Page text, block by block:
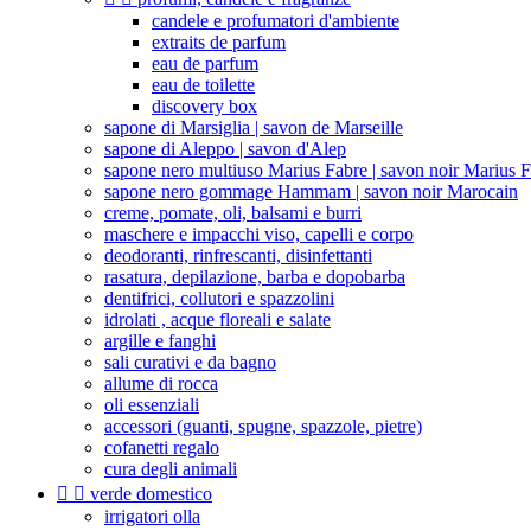
candele e profumatori d'ambiente
extraits de parfum
eau de parfum
eau de toilette
discovery box
sapone di Marsiglia | savon de Marseille
sapone di Aleppo | savon d'Alep
sapone nero multiuso Marius Fabre | savon noir Marius
sapone nero gommage Hammam | savon noir Marocain
creme, pomate, oli, balsami e burri
maschere e impacchi viso, capelli e corpo
deodoranti, rinfrescanti, disinfettanti
rasatura, depilazione, barba e dopobarba
dentifrici, collutori e spazzolini
idrolati , acque floreali e salate
argille e fanghi
sali curativi e da bagno
allume di rocca
oli essenziali
accessori (guanti, spugne, spazzole, pietre)
cofanetti regalo
cura degli animali
  verde domestico
irrigatori olla